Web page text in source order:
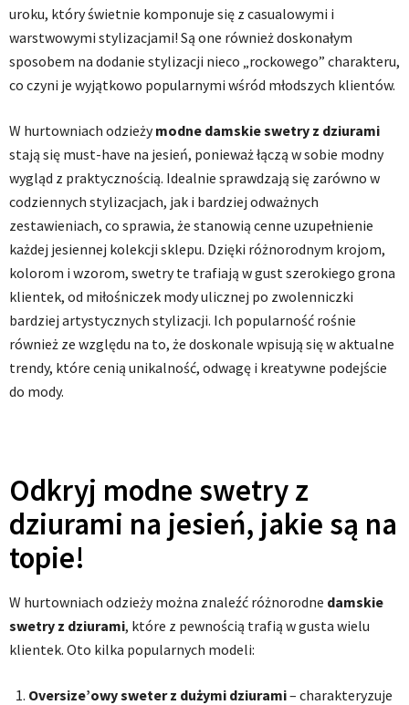
uroku, który świetnie komponuje się z casualowymi i
warstwowymi stylizacjami! Są one również doskonałym
sposobem na dodanie stylizacji nieco „rockowego” charakteru,
co czyni je wyjątkowo popularnymi wśród młodszych klientów.
W hurtowniach odzieżymodne damskie swetry z dziurami
stają się must-have na jesień, ponieważ łączą w sobie modny
wygląd z praktycznością. Idealnie sprawdzają się zarówno w
codziennych stylizacjach, jak i bardziej odważnych
zestawieniach, co sprawia, że stanowią cenne uzupełnienie
każdej jesiennej kolekcji sklepu. Dzięki różnorodnym krojom,
kolorom i wzorom, swetry te trafiają w gust szerokiego grona
klientek, od miłośniczek mody ulicznej po zwolenniczki
bardziej artystycznych stylizacji. Ich popularność rośnie
również ze względu na to, że doskonale wpisują się w aktualne
trendy, które cenią unikalność, odwagę i kreatywne podejście
do mody.
Odkryj modne swetry z
dziurami na jesień, jakie są na
topie!
W hurtowniach odzieży można znaleźć różnorodne damskie
swetry z dziurami, które z pewnością trafią w gusta wielu
klientek. Oto kilka popularnych modeli:
Oversize’owy sweter z dużymi dziurami– charakteryzuje